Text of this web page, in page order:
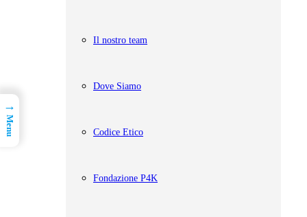
Il nostro team
Dove Siamo
Codice Etico
Fondazione P4K
→
Menu